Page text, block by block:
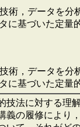
術，データを分
に基づいた定
術，データを分
に基づいた定
技法に対する理
義の履修により